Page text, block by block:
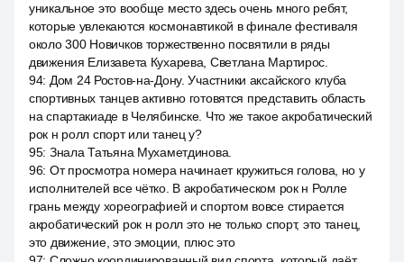
уникальное это вообще место здесь очень много ребят,
которые увлекаются космонавтикой в финале фестиваля
около 300 Новичков торжественно посвятили в ряды
движения Елизавета Кухарева, Светлана Мартирос.
94: Дом 24 Ростов-на-Дону. Участники аксайского клуба
спортивных танцев активно готовятся представить область
на спартакиаде в Челябинске. Что же такое акробатический
рок н ролл спорт или танец у?
95: Знала Татьяна Мухаметдинова.
96: От просмотра номера начинает кружиться голова, но у
исполнителей все чётко. В акробатическом рок н Ролле
грань между хореографией и спортом вовсе стирается
акробатический рок н ролл это не только спорт, это танец,
это движение, это эмоции, плюс это